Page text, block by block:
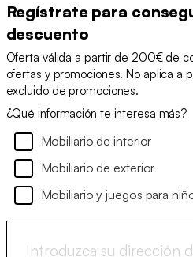
Regístrate para
descuento
Oferta válida a partir de 200€ de
ofertas y promociones. No aplica a
excluido de promociones.
¿Qué información te interesa más?
Mobiliario de interior
Mobiliario de exterior
Mobiliario y juegos para